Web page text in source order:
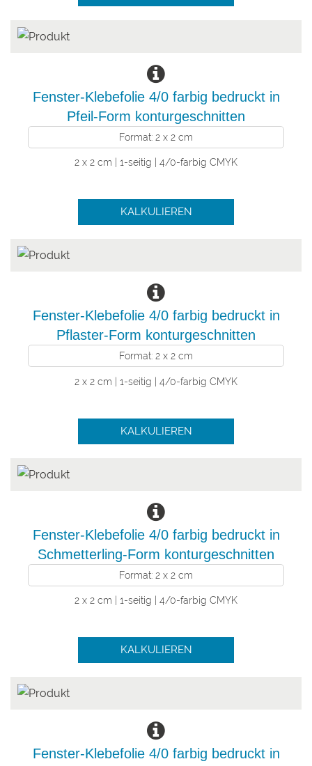
Fenster-Klebefolie 4/0 farbig bedruckt in
Pfeil-Form konturgeschnitten
Format: 2 x 2 cm
2 x 2 cm | 1-seitig | 4/0-farbig CMYK
KALKULIEREN
Fenster-Klebefolie 4/0 farbig bedruckt in
Pflaster-Form konturgeschnitten
Format: 2 x 2 cm
2 x 2 cm | 1-seitig | 4/0-farbig CMYK
KALKULIEREN
Fenster-Klebefolie 4/0 farbig bedruckt in
Schmetterling-Form konturgeschnitten
Format: 2 x 2 cm
2 x 2 cm | 1-seitig | 4/0-farbig CMYK
KALKULIEREN
Fenster-Klebefolie 4/0 farbig bedruckt in